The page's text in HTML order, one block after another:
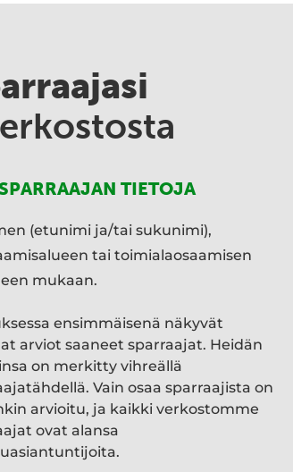
TIETOJA
(etunimi ja/tai sukunimi),
tai toimialaosaamisen
mukaan.
ensimmäisenä näkyvät
arviot saaneet sparraajat. Heidän
on merkitty vihreällä
Vain osaa sparraajista on
arvioitu, ja kaikki verkostomme
ovat alansa